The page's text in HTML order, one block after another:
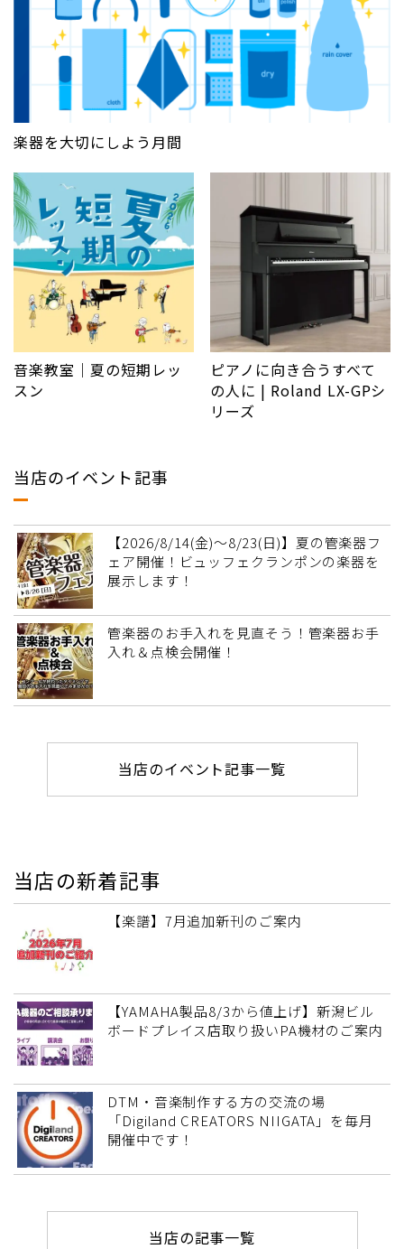
楽器を大切にしよう月間
音楽教室｜夏の短期レッ
スン
ピアノに向き合うすべて
の人に | Roland LX-GPシ
リーズ
当店のイベント記事
【2026/8/14(金)～8/23(日)】夏の管楽器フ
ェア開催！ビュッフェクランポンの楽器を
展示します！
管楽器のお手入れを見直そう！管楽器お手
入れ＆点検会開催！
当店のイベント記事一覧
当店の新着記事
【楽譜】7月追加新刊のご案内
【YAMAHA製品8/3から値上げ】新潟ビル
ボードプレイス店取り扱いPA機材のご案内
DTM・音楽制作する方の交流の場
「Digiland CREATORS NIIGATA」を毎月
開催中です！
当店の記事一覧